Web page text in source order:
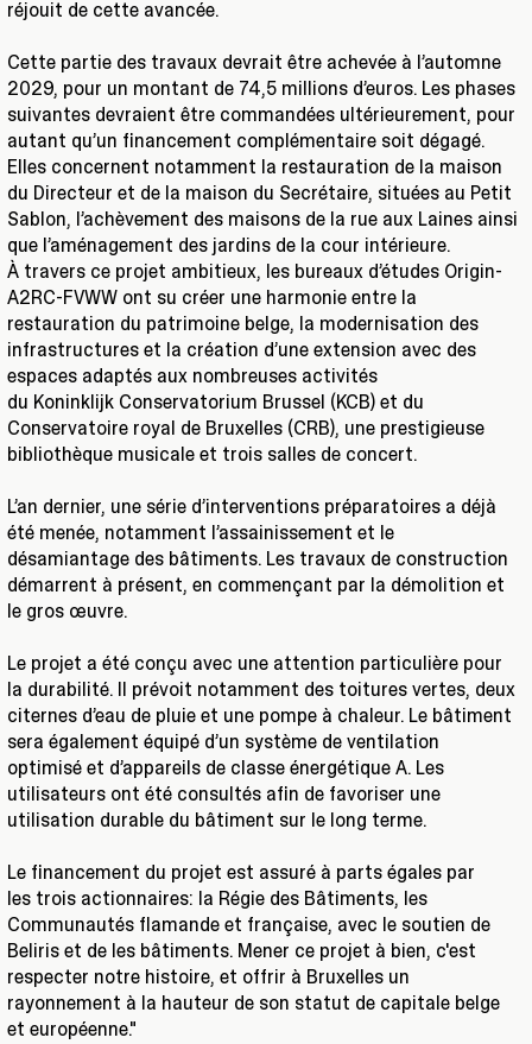
réjouit de cette avancée.
Cette partie des travaux devrait être achevée à l’automne
2029, pour un montant de 74,5 millions d’euros. Les phases
suivantes devraient être commandées ultérieurement, pour
autant qu’un financement complémentaire soit dégagé.
Elles concernent notamment la restauration de la maison
du Directeur et de la maison du Secrétaire, situées au Petit
Sablon, l’achèvement des maisons de la rue aux Laines ainsi
que l’aménagement des jardins de la cour intérieure.
À travers ce projet ambitieux, les bureaux d’études Origin-
A2RC-FVWW ont su créer une harmonie entre la
restauration du patrimoine belge, la modernisation des
infrastructures et la création d’une extension avec des
espaces adaptés aux nombreuses activités
du Koninklijk Conservatorium Brussel (KCB) et du
Conservatoire royal de Bruxelles (CRB), une prestigieuse
bibliothèque musicale et trois salles de concert.
L’an dernier, une série d’interventions préparatoires a déjà
été menée, notamment l’assainissement et le
désamiantage des bâtiments. Les travaux de construction
démarrent à présent, en commençant par la démolition et
le gros œuvre.
Le projet a été conçu avec une attention particulière pour
la durabilité. Il prévoit notamment des toitures vertes, deux
citernes d’eau de pluie et une pompe à chaleur. Le bâtiment
sera également équipé d’un système de ventilation
optimisé et d’appareils de classe énergétique A. Les
utilisateurs ont été consultés afin de favoriser une
utilisation durable du bâtiment sur le long terme.
Le financement du projet est assuré à parts égales par
les trois actionnaires: la Régie des Bâtiments, les
Communautés flamande et française, avec le soutien de
Beliris et de les bâtiments. Mener ce projet à bien, c'est
respecter notre histoire, et offrir à Bruxelles un
rayonnement à la hauteur de son statut de capitale belge
et européenne."